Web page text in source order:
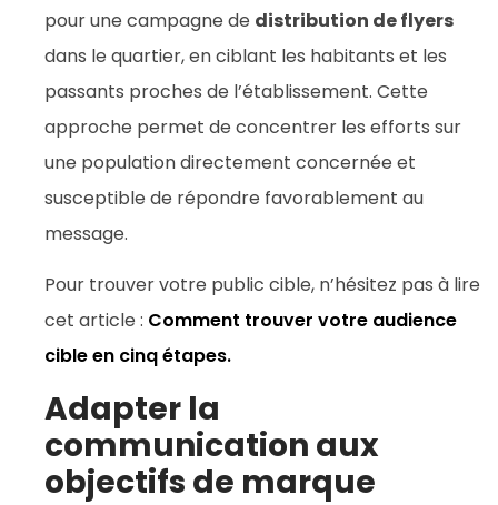
pour une campagne de distribution de flyers
dans le quartier, en ciblant les habitants et les
passants proches de l’établissement. Cette
approche permet de concentrer les efforts sur
une population directement concernée et
susceptible de répondre favorablement au
message.
Pour trouver votre public cible, n’hésitez pas à lire
cet article : Comment trouver votre audience
cible en cinq étapes.
Adapter la
communication aux
objectifs de marque